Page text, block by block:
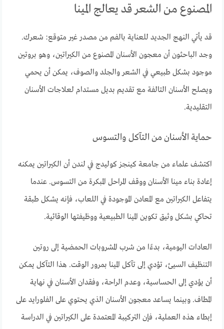
المصنوع من الشعر قد يعالج المينا
قد يأتي النهج الجديد للعناية بالفم من مصدر غير متوقع: شعرك.
وجد الباحثون أن معجون الأسنان المصنوع من الكيراتين، وهو بروتين
موجود بشكل طبيعي في الشعر والجلد والصوف، يمكن أن يحمي
ويصلح الأسنان التالفة مع تقديم بديل مستدام لعلاجات الأسنان
التقليدية.
حماية الأسنان من التآكل والتسوس
اكتشف علماء من جامعة كينجز كوليدج في لندن أن الكيراتين يمكنه
إعادة بناء مينا الأسنان ووقف المراحل المبكرة من التسوس. عندما
يتفاعل الكيراتين مع المعادن الموجودة في اللعاب، فإنه يشكل طبقة
تحاكي بشكل وثيق تكوين المينا الطبيعية ووظيفتها الوقائية.
العادات اليومية، بدءًا من شرب المشروبات الحمضية إلى روتين
التنظيف السيئ، تؤدي إلى تآكل المينا بمرور الوقت. هذا التآكل يمكن
أن يؤدي إلى الحساسية، وعدم الراحة، وفقدان الأسنان في نهاية
المطاف. وبينما يساعد معجون الأسنان الذي يحتوي على الفلورايد على
إبطاء هذه العملية، فإن التركيبة المعتمدة على الكيراتين في الدراسة